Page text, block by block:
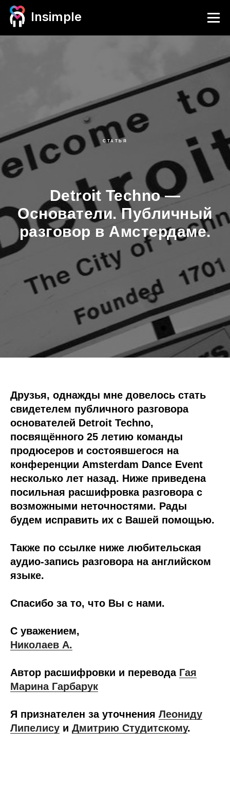
Insimple
СТАТЬЯ
Detroit Techno —
Основатели. Публичный
разговор в Амстердаме.
Друзья, однажды мне довелось стать
свидетелем публичного разговора
основателей Detroit Techno,
посвящённого 25 летию команды
продюсеров и состоявшегося на
конференции Amsterdam Dance Event
несколько лет назад. Ниже приведена
посильная расшифровка разговора с
возможными неточностями. Рады
будем исправить их с Вашей помощью.
Также по ссылке ниже любительская
аудио-запись разговора на английском
языке.
Спасибо за то, что Вы с нами.
С уважением,
Николаев А.
Автор расшифровки и перевода Гая
Марина Гарбарук
Я признателен за уточнения Леониду
Липелису и Дмитрию Студитскому.